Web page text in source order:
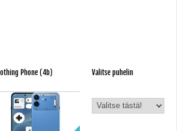
Phone (4b) Valitse puhelin